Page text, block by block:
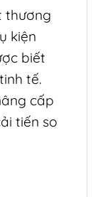
thương
kiện
biết
tế.
cấp
tiến so